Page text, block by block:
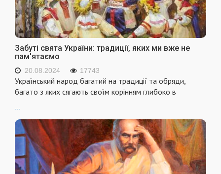
Забуті свята України: традиції, яких ми вже не
пам'ятаємо
20.08.2024 17743
Український народ багатий на традиції та обряди,
багато з яких сягають своїм корінням глибоко в